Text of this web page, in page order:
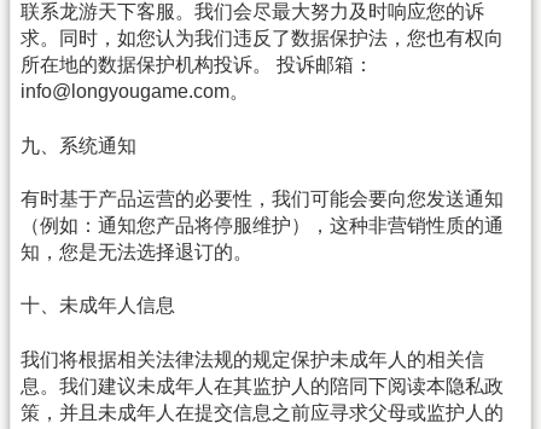
联系龙游天下客服。我们会尽最大努力及时响应您的诉
求。同时，如您认为我们违反了数据保护法，您也有权向
所在地的数据保护机构投诉。 投诉邮箱：
info@longyougame.com。
九、系统通知
有时基于产品运营的必要性，我们可能会要向您发送通知
（例如：通知您产品将停服维护），这种非营销性质的通
知，您是无法选择退订的。
十、未成年人信息
我们将根据相关法律法规的规定保护未成年人的相关信
息。我们建议未成年人在其监护人的陪同下阅读本隐私政
策，并且未成年人在提交信息之前应寻求父母或监护人的